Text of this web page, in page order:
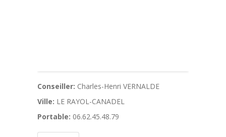
Conseiller: Charles-Henri VERNALDE
Ville: LE RAYOL-CANADEL
Portable: 06.62.45.48.79